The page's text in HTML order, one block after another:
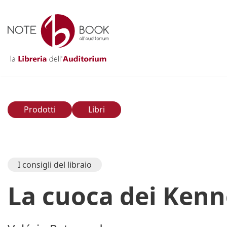
Vai
contenuto
Prodotti Libri
I consigli del libraio
La cuoca dei